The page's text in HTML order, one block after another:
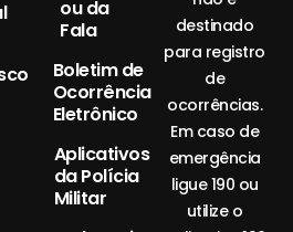
ou da
Fala
Boletim de
Ocorrência
Eletrônico
Aplicativos
da Polícia
Militar
destinado
para registro
de
ocorrências.
Em caso de
emergência
ligue 190 ou
utilize o